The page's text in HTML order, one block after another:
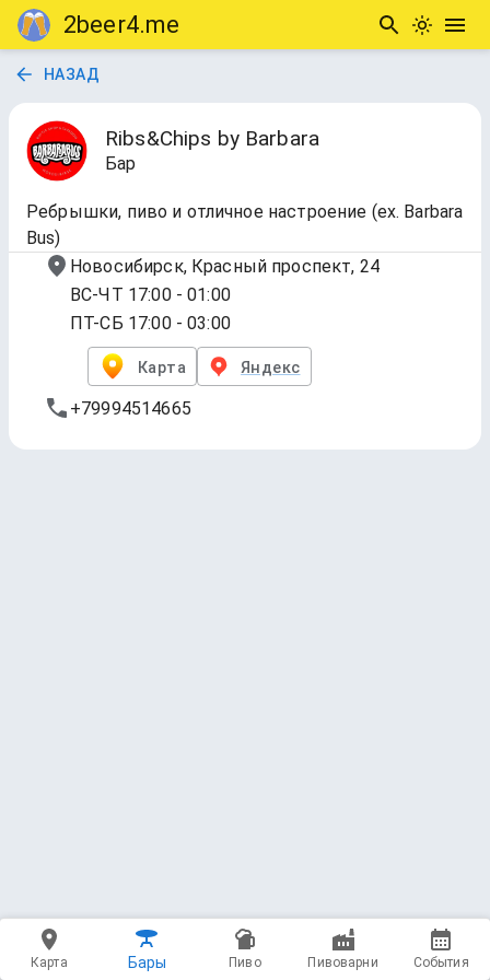
2beer4.me
НАЗАД
Ribs&Chips by Barbara
Бар
Ребрышки, пиво и отличное настроение (ex. Barbara
Bus)
Новосибирск, Красный проспект, 24
ВС-ЧТ 17:00 - 01:00
ПТ-СБ 17:00 - 03:00
Карта Яндекс
+79994514665
Карта Бары Пиво Пивоварни События